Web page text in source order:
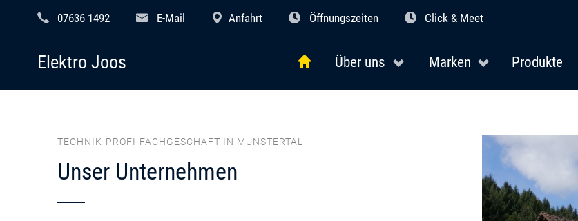
07636 1492 E-Mail Anfahrt Öffnungszeiten Click & Meet
Über uns Marken Produkte
Elektro Joos
TECHNIK-PROFI-FACHGESCHÄFT IN MÜNSTERTAL
Unser Unternehmen